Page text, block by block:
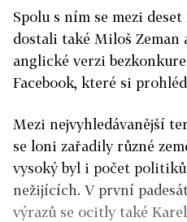
Spolu s ním se mezi
dostali také Miloš Zeman
anglické verzi
Facebook, které si
Mezi nejvyhledávanější
se loni zařadily různé
vysoký byl i počet
nežijících. V první
výrazů se ocitly také